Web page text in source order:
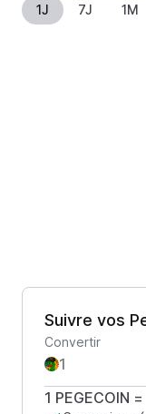
1J 7J 1M
Suivre vos
Convertir
1 PEGECOIN =